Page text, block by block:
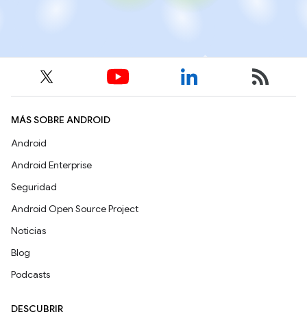
MÁS SOBRE ANDROID
Android
Android Enterprise
Seguridad
Android Open Source Project
Noticias
Blog
Podcasts
DESCUBRIR